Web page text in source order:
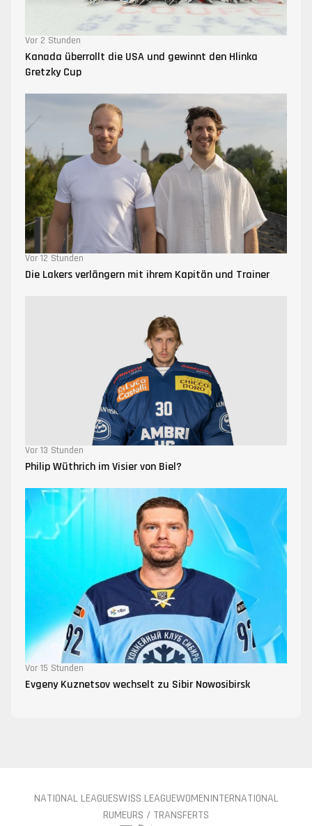
Vor 2 Stunden
Kanada überrollt die USA und gewinnt den Hlinka
Gretzky Cup
Vor 12 Stunden
Die Lakers verlängern mit ihrem Kapitän und Trainer
Vor 13 Stunden
Philip Wüthrich im Visier von Biel?
Vor 15 Stunden
Evgeny Kuznetsov wechselt zu Sibir Nowosibirsk
NATIONAL LEAGUESWISS LEAGUEWOMENINTERNATIONAL
RUMEURS / TRANSFERTS